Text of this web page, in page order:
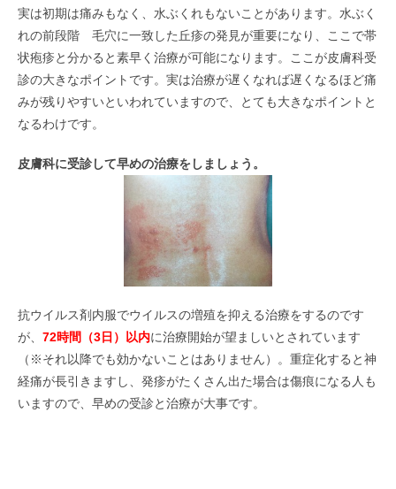
実は初期は痛みもなく、水ぶくれもないことがあります。水ぶく
れの前段階 毛穴に一致した丘疹の発見が重要になり、ここで帯
状疱疹と分かると素早く治療が可能になります。ここが皮膚科受
診の大きなポイントです。実は治療が遅くなれば遅くなるほど痛
みが残りやすいといわれていますので、とても大きなポイントと
なるわけです。
皮膚科に受診して早めの治療をしましょう。
抗ウイルス剤内服でウイルスの増殖を抑える治療をするのです
が、 72時間（3日）以内に治療開始が望ましいとされています
（※それ以降でも効かないことはありません）。重症化すると神
経痛が長引きますし、発疹がたくさん出た場合は傷痕になる人も
いますので、早めの受診と治療が大事です。